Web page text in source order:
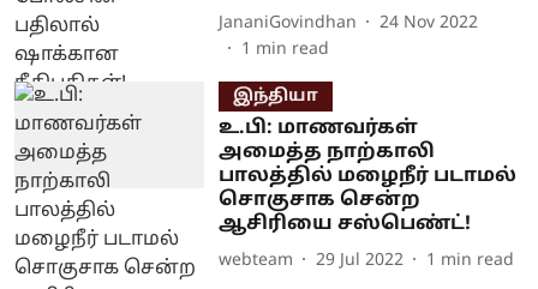
JananiGovindhan
24 Nov 2022
1 min read
இந்தியா
உ.பி: மாணவர்கள்
அமைத்த நாற்காலி
பாலத்தில் மழைநீர் படாமல்
சொகுசாக சென்ற
ஆசிரியை சஸ்பெண்ட்!
webteam 29 Jul 2022 1 min read